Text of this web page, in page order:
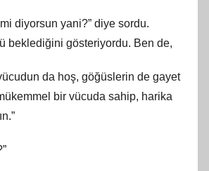
diyorsun yani?” diye sordu.
beklediğini gösteriyordu. Ben de,
da hoş, göğüslerin de gayet
bir vücuda sahip, harika